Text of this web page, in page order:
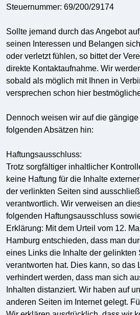
Steuernummer: 69/200/29174
Sollte jemand durch das Angebot
seinen Interessen und Belangen
oder verletzt fühlen, so bittet der
direkte Kontaktaufnahme. Wir
sobald als möglich mit Ihnen in
versprechen schon hier
Dennoch weisen wir auf die
folgenden Absätzen hin:
Haftungsausschluss:
Trotz sorgfältiger inhaltlicher
keine Haftung für die Inhalte
der verlinkten Seiten sind
verantwortlich. Wir verweisen an
folgenden Haftungsausschluss
Erklärung: Mit dem Urteil vom 12.
Hamburg entschieden, dass man
eines Links die Inhalte der gelinkten
verantworten hat. Dies kann, so das
verhindert werden, dass man sich
Inhalten distanziert. Wir haben auf
anderen Seiten im Internet gelegt.